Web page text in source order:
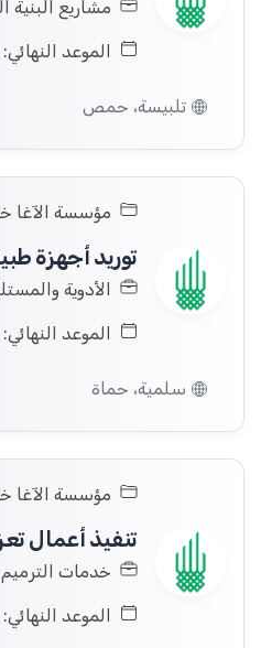
مشاريع البنية
الموعد النهائي: 18/08/2026
تلبيسة، حمص
مؤسسة الآغا
توريد أجهزة
الأدوية
الموعد النهائي: 17/08/2026
سلمية، حماة
مؤسسة الآغا
خدمات الترميم
الموعد النهائي: 17/08/2026